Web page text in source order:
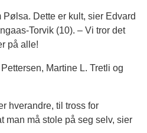
Dette er kult, sier Edvard
Torvik (10). – Vi tror det
på alle!
Martine L. Tretli og
hverandre, til tross for
man må stole på seg selv, sier